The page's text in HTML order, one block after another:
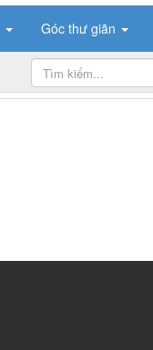
Góc thư giãn